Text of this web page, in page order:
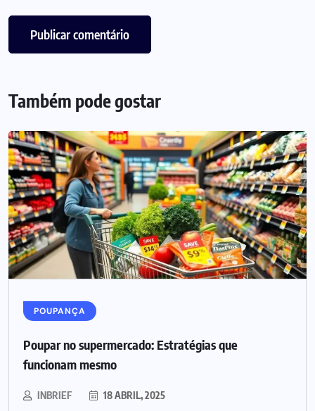
Também pode gostar
POUPANÇA
Poupar no supermercado: Estratégias que
funcionam mesmo
INBRIEF 18 ABRIL, 2025